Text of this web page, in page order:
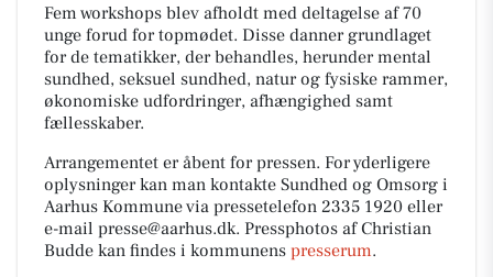
Fem workshops blev afholdt med deltagelse af 70
unge forud for topmødet. Disse danner grundlaget
for de tematikker, der behandles, herunder mental
sundhed, seksuel sundhed, natur og fysiske rammer,
økonomiske udfordringer, afhængighed samt
fællesskaber.
Arrangementet er åbent for pressen. For yderligere
oplysninger kan man kontakte Sundhed og Omsorg i
Aarhus Kommune via pressetelefon 2335 1920 eller
e-mail presse@aarhus.dk. Pressphotos af Christian
Budde kan findes i kommunens presserum.